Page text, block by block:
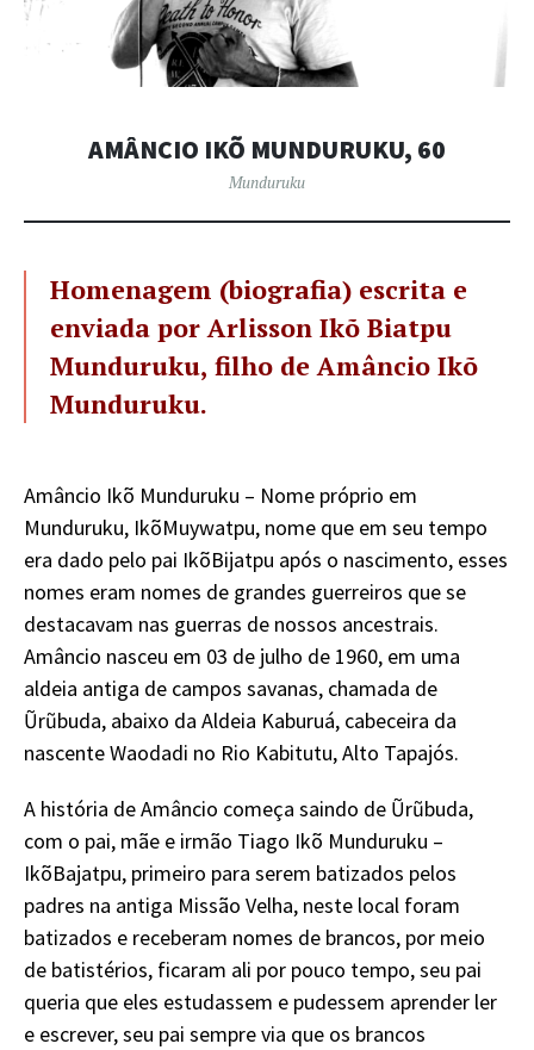
AMÂNCIO IKÕ MUNDURUKU, 60
Munduruku
Homenagem (biografia) escrita e
enviada por Arlisson Ikõ Biatpu
Munduruku, filho de Amâncio Ikõ
Munduruku.
Amâncio Ikõ Munduruku – Nome próprio em
Munduruku, IkõMuywatpu, nome que em seu tempo
era dado pelo pai IkõBijatpu após o nascimento, esses
nomes eram nomes de grandes guerreiros que se
destacavam nas guerras de nossos ancestrais.
Amâncio nasceu em 03 de julho de 1960, em uma
aldeia antiga de campos savanas, chamada de
Ũrũbuda, abaixo da Aldeia Kaburuá, cabeceira da
nascente Waodadi no Rio Kabitutu, Alto Tapajós.
A história de Amâncio começa saindo de Ũrũbuda,
com o pai, mãe e irmão Tiago Ikõ Munduruku –
IkõBajatpu, primeiro para serem batizados pelos
padres na antiga Missão Velha, neste local foram
batizados e receberam nomes de brancos, por meio
de batistérios, ficaram ali por pouco tempo, seu pai
queria que eles estudassem e pudessem aprender ler
e escrever, seu pai sempre via que os brancos